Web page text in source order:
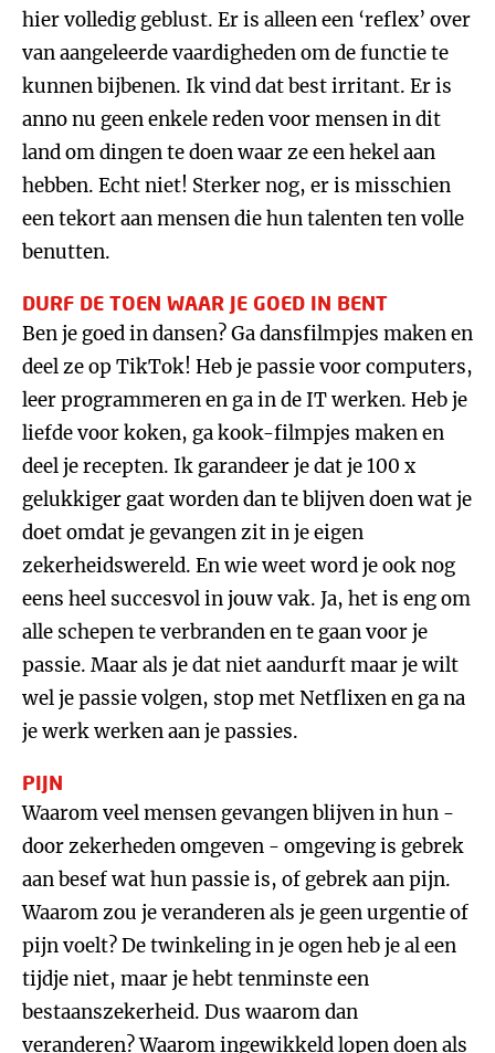
hier volledig geblust. Er is alleen een ‘reflex’ over
van aangeleerde vaardigheden om de functie te
kunnen bijbenen. Ik vind dat best irritant. Er is
anno nu geen enkele reden voor mensen in dit
land om dingen te doen waar ze een hekel aan
hebben. Echt niet! Sterker nog, er is misschien
een tekort aan mensen die hun talenten ten volle
benutten.
DURF DE TOEN WAAR JE GOED IN BENT
Ben je goed in dansen? Ga dansfilmpjes maken en
deel ze op TikTok! Heb je passie voor computers,
leer programmeren en ga in de IT werken. Heb je
liefde voor koken, ga kook-filmpjes maken en
deel je recepten. Ik garandeer je dat je 100 x
gelukkiger gaat worden dan te blijven doen wat je
doet omdat je gevangen zit in je eigen
zekerheidswereld. En wie weet word je ook nog
eens heel succesvol in jouw vak. Ja, het is eng om
alle schepen te verbranden en te gaan voor je
passie. Maar als je dat niet aandurft maar je wilt
wel je passie volgen, stop met Netflixen en ga na
je werk werken aan je passies.
PIJN
Waarom veel mensen gevangen blijven in hun -
door zekerheden omgeven - omgeving is gebrek
aan besef wat hun passie is, of gebrek aan pijn.
Waarom zou je veranderen als je geen urgentie of
pijn voelt? De twinkeling in je ogen heb je al een
tijdje niet, maar je hebt tenminste een
bestaanszekerheid. Dus waarom dan
veranderen? Waarom ingewikkeld lopen doen als